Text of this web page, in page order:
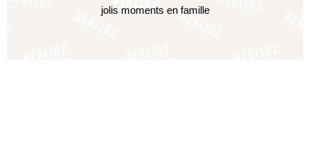
jolis moments en famille